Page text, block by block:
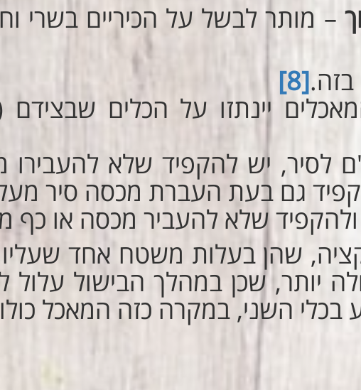
– מותר לבשל על הכיריים בשרי
בזה.[8]
יינתזו על הכלים שבצידם
לסיר, יש להקפיד שלא
גם בעת העברת מכסה סיר מעל
שלא להעביר מכסה או כף
שהן בעלות משטח אחד
יותר, שכן במהלך הבישול
בכלי השני, במקרה כזה המאכל